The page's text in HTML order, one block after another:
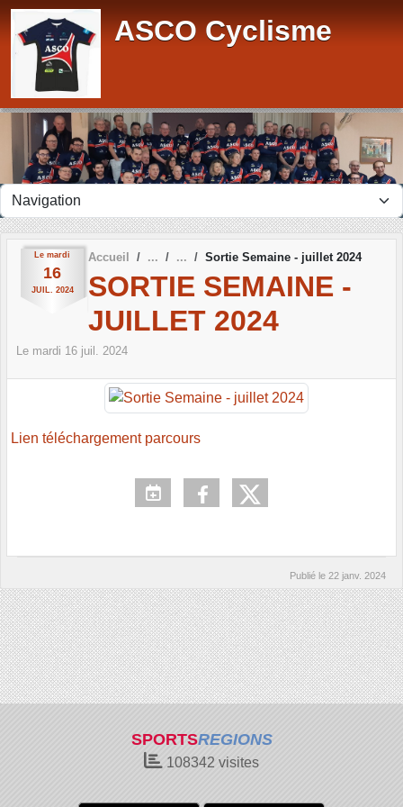
ASCO Cyclisme
Le mardi
16
JUIL. 2024
Accueil Sortie Semaine - juillet 2024
SORTIE SEMAINE -
JUILLET 2024
Le mardi 16 juil. 2024
Lien téléchargement parcours
Publié le 22 janv. 2024
SPORTSREGIONS
108342 visites
Panneau de gestion des cookies